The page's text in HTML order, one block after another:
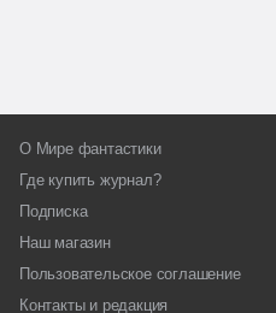
О Мире фантастики
Где купить журнал?
Подписка
Наш магазин
Пользовательское соглашение
Контакты и редакция